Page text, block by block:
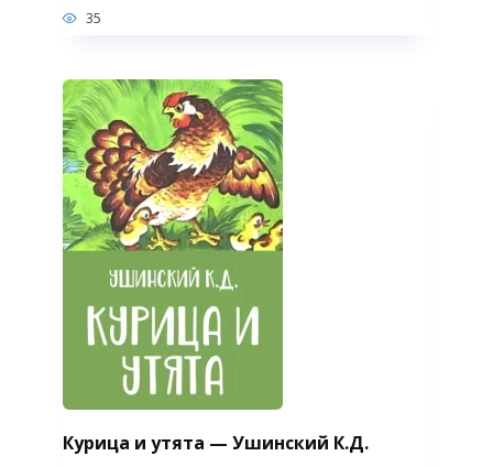
35
Курица и утята — Ушинский К.Д.